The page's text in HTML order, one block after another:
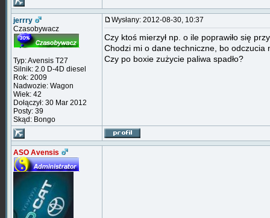
jerrry
Czasobywacz
Typ: Avensis T27
Silnik: 2.0 D-4D diesel
Rok: 2009
Nadwozie: Wagon
Wiek: 42
Dołączył: 30 Mar 2012
Posty: 39
Skąd: Bongo
Wysłany: 2012-08-30, 10:37
Czy ktoś mierzył np. o ile poprawiło się
Chodzi mi o dane techniczne, bo odczucia
Czy po boxie zużycie paliwa spadło?
ASO Avensis